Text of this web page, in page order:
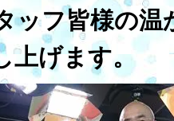
ッフ皆様の温
上げます。